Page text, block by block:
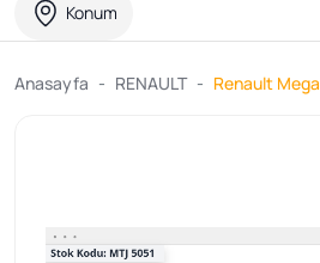
Konum
Anasayfa RENAULT Renault